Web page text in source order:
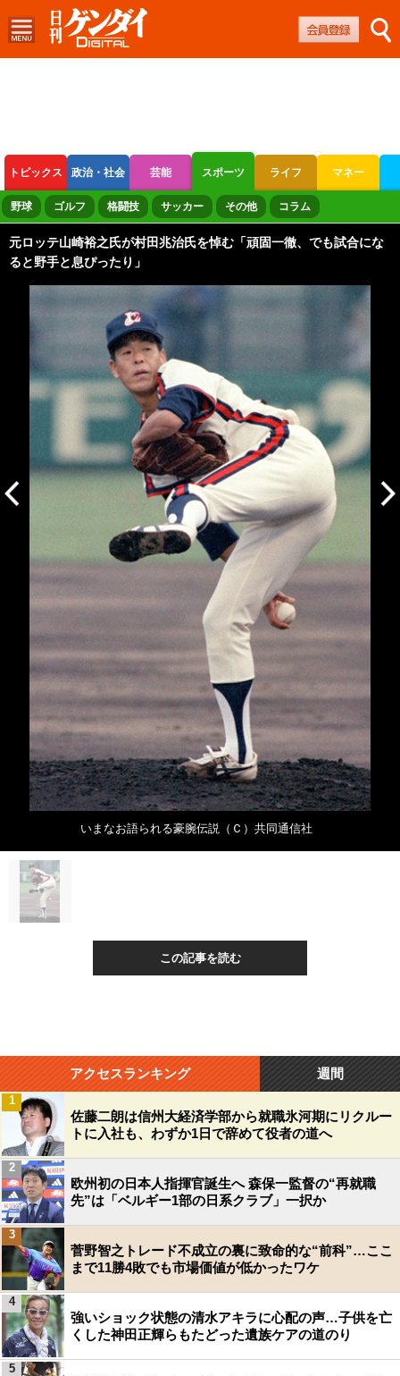
トピックス 政治・社会 芸能 スポーツ ライフ マネー
ボートレース 競輪 オートレース
野球 ゴルフ 格闘技 サッカー その他 コラム
元ロッテ山崎裕之氏が村田兆治氏を悼む「頑固一徹、でも試合にな
ると野手と息ぴったり」
いまなお語られる豪腕伝説（Ｃ）共同通信社
この記事を読む
アクセスランキング 週間
佐藤二朗は信州大経済学部から就職氷河期にリクルー
トに入社も、わずか1日で辞めて役者の道へ
1
欧州初の日本人指揮官誕生へ 森保一監督の“再就職
先”は「ベルギー1部の日系クラブ」一択か
2
菅野智之トレード不成立の裏に致命的な“前科”…ここ
まで11勝4敗でも市場価値が低かったワケ
3
強いショック状態の清水アキラに心配の声…子供を亡
くした神田正輝らもたどった遺族ケアの道のり
4
5